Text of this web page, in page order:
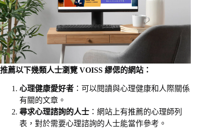
推薦以下幾類人士瀏覽 VOISS 繆偲的網站：
心理健康愛好者 ：可以閱讀與心理健康和人際關係
有關的文章。
尋求心理諮詢的人士 ：網站上有推薦的心理師列
表，對於需要心理諮詢的人士能當作參考。